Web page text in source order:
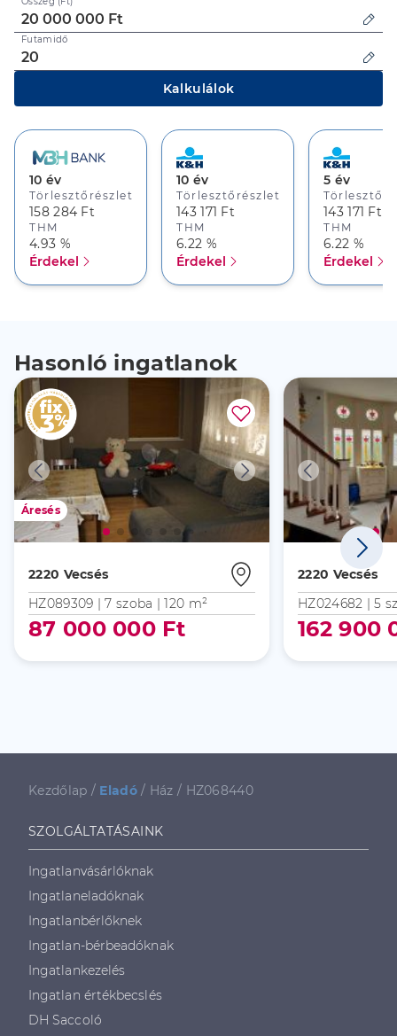
Futamidő
Kalkulálok
10 év
Törlesztőrészlet
158 284 Ft
THM
4.93 %
Érdekel
10 év
Törlesztőrészlet
143 171 Ft
THM
6.22 %
Érdekel
5 év
143 171 Ft
THM
6.22 %
Érdekel
Hasonló ingatlanok
Áresés
2220 Vecsés
HZ089309 |7 szoba | 120 m²
87 000 000 Ft
2220 Vecsés
HZ024682 |5
162 900
Kezdőlap / Eladó/ Ház / HZ068440
SZOLGÁLTATÁSAINK
Ingatlanvásárlóknak
Ingatlaneladóknak
Ingatlanbérlőknek
Ingatlan-bérbeadóknak
Ingatlankezelés
Ingatlan értékbecslés
DH Saccoló